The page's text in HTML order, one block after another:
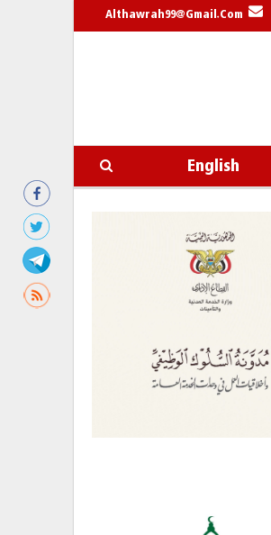
Althawrah99@gmail.com
English